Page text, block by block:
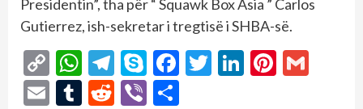
Presidentin”, tha për “ Squawk Box Asia ” Carlos
Gutierrez, ish-sekretar i tregtisë i SHBA-së.
Copy
Link
WhatsApp
Telegram
SkypeFacebook
Twitter
LinkedIn
EmailTumblr
Reddit
Viber